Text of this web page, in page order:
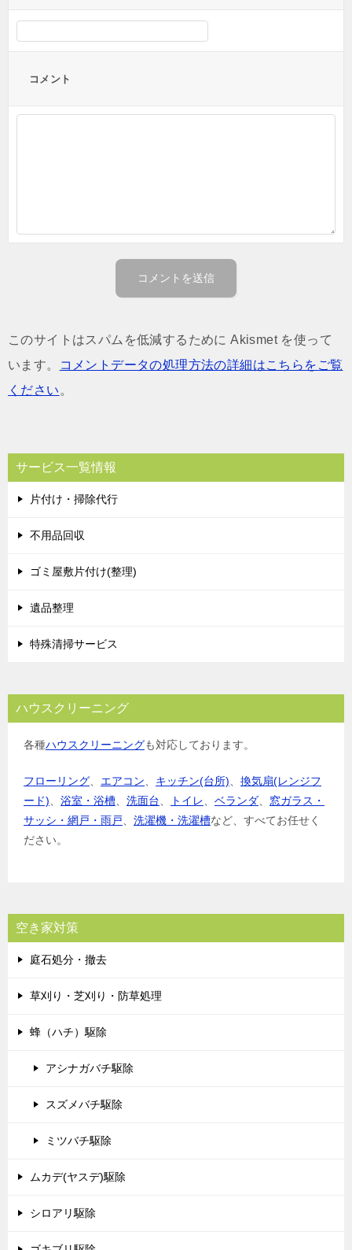
コメント
このサイトはスパムを低減するために Akismet を使って
います。
コメントデータの処理方法の詳細はこちらをご覧
ください 。
サービス一覧情報
片付け・掃除代行
不用品回収
ゴミ屋敷片付け(整理)
遺品整理
特殊清掃サービス
ハウスクリーニング
各種ハウスクリーニングも対応しております。
フローリング エアコン キッチン(台所)
換気扇(レンジフ
ード)
浴室・浴槽 洗面台 トイレ ベランダ
窓ガラス・
サッシ・網戸・雨戸
洗濯機・洗濯槽など、すべてお任せく
ださい。
空き家対策
庭石処分・撤去
草刈り・芝刈り・防草処理
蜂（ハチ）駆除
アシナガバチ駆除
スズメバチ駆除
ミツバチ駆除
ムカデ(ヤスデ)駆除
シロアリ駆除